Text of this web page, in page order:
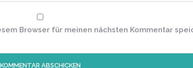
Browser für meinen nächsten Kommentar